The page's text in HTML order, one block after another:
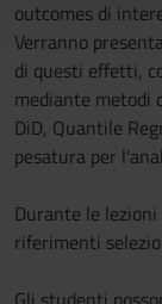
con altre
raccolto dal tuo
outcomes di
Verranno
di questi effetti,
mediante metodi
DiD, Quantile
pesatura per
Durante le
riferimenti